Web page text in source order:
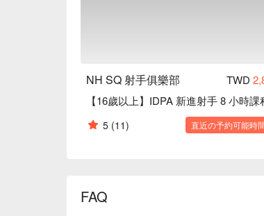
NH SQ 射手俱樂部 TWD
【16歲以上】IDPA 新進射手 8 小時課
5 (11) 直近の予約可能時
FAQ